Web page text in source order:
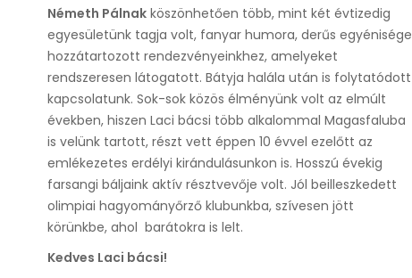
Németh Pálnakköszönhetően több, mint két évtizedig
egyesületünk tagja volt, fanyar humora, derűs egyénisége
hozzátartozott rendezvényeinkhez, amelyeket
rendszeresen látogatott. Bátyja halála után is folytatódott
kapcsolatunk. Sok-sok közös élményünk volt az elmúlt
években, hiszen Laci bácsi több alkalommal Magasfaluba
is velünk tartott, részt vett éppen 10 évvel ezelőtt az
emlékezetes erdélyi kirándulásunkon is. Hosszú évekig
farsangi báljaink aktív résztvevője volt. Jól beilleszkedett
olimpiai hagyományőrző klubunkba, szívesen jött
körünkbe, ahol barátokra is lelt.
Kedves Laci bácsi!